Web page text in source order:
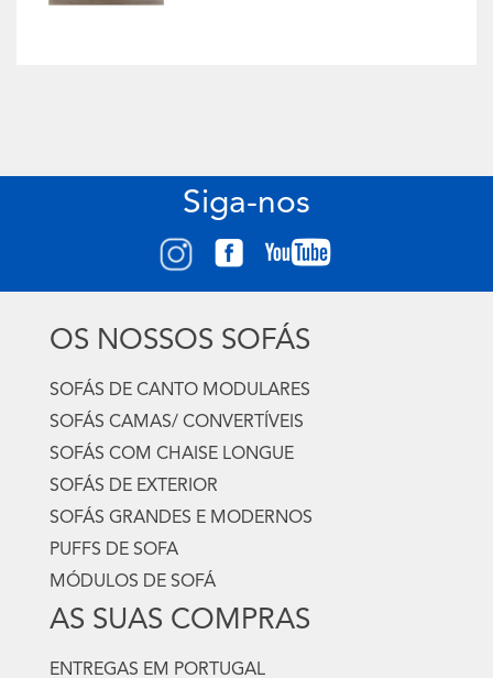
Siga-nos
OS NOSSOS SOFÁS
SOFÁS DE CANTO MODULARES
SOFÁS CAMAS/ CONVERTÍVEIS
SOFÁS COM CHAISE LONGUE
SOFÁS DE EXTERIOR
SOFÁS GRANDES E MODERNOS
PUFFS DE SOFA
MÓDULOS DE SOFÁ
AS SUAS COMPRAS
ENTREGAS EM PORTUGAL